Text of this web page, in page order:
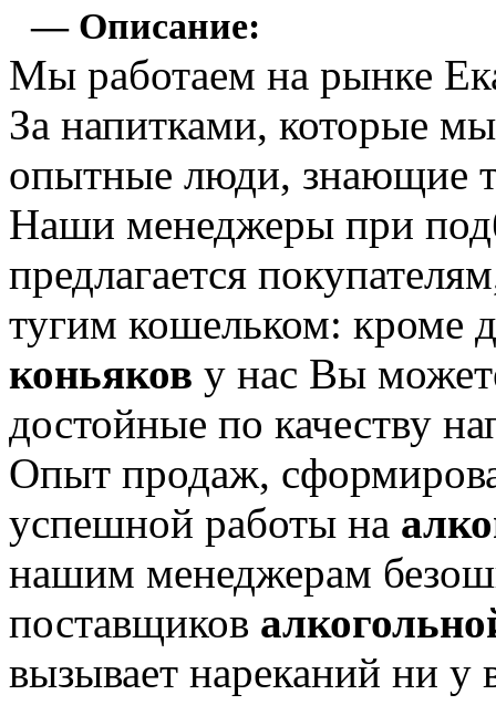
— Описание:
Мы работаем на рынке
За напитками, которые
опытные люди, знающие
Наши менеджеры при
предлагается
тугим кошельком: кроме
коньяков у нас Вы
достойные по качеству
Опыт продаж,
успешной работы на
нашим менеджерам
поставщиков
вызывает нареканий ни у